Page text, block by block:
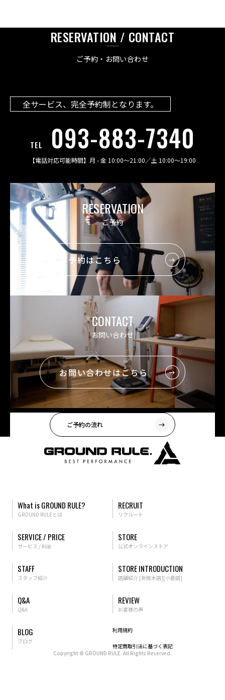
RESERVATION / CONTACT
ご予約・お問い合わせ
全サービス、完全予約制となります。
TEL 093-883-7340
【電話対応可能時間】 月 - 金 10:00〜21:00／土 10:00〜19:00
RESERVATION
ご予約
ご予約はこちら
CONTACT
お問い合わせ
お問い合わせはこちら
ご予約の流れ
What is GROUND RULE?
GROUND RULEとは
SERVICE / PRICE
サービス / 料金
STAFF
スタッフ紹介
Q&A
Q&A
BLOG
ブログ
RECRUIT
リクルート
STORE
公式オンラインストア
STORE INTRODUCTION
店舗紹介 [折尾本店][小倉店]
REVIEW
お客様の声
利用規約
特定商取引法に基づく表記
Copyright © GROUND RULE. All Rights Reserved.